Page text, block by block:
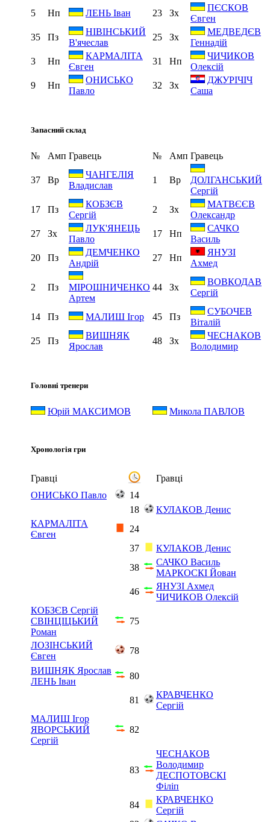
5
Нп ЛЕНЬ Іван 23 Зх
ПЄСКОВ
Євген
35
Пз
НІВІНСЬКИЙ
В'ячеслав
25 Зх
МЕДВЕДЄВ
Геннадій
3
Нп
КАРМАЛІТА
Євген
31 Нп
ЧИЧИКОВ
Олексій
9
Нп
ОНИСЬКО
Павло
32 Зх
ДЖУРІЧІЧ
Саша
Запасний склад
№ Амп Гравець № Амп Гравець
37 Вр
ЧАНГЕЛІЯ
Владислав
1 Вр
ДОЛГАНСЬКИЙ
Сергій
17
Пз
КОБЗЄВ
Сергій
2 Зх
МАТВЄЄВ
Олександр
27
Зх
ЛУК'ЯНЕЦЬ
Павло
17 Нп
САЧКО
Василь
20
Пз
ДЕМЧЕНКО
Андрій
27 Нп
ЯНУЗІ
Ахмед
2 Пз
МІРОШНИЧЕНКО
Артем
44 Зх
ВОВКОДАВ
Сергій
14 Пз МАЛИШ Ігор 45 Пз
СУБОЧЕВ
Віталій
25
Пз
ВИШНЯК
Ярослав
48 Зх
ЧЕСНАКОВ
Володимир
Головні тренери
Юрій МАКСИМОВ Микола ПАВЛОВ
Хронологія гри
Гравці
Гравці
ОНИСЬКО Павло
14
18
КУЛАКОВ Денис
КАРМАЛІТА
Євген
24
37
КУЛАКОВ Денис
38
САЧКО Василь
МАРКОСКІ Йован
46
ЯНУЗІ Ахмед
ЧИЧИКОВ Олексій
КОБЗЄВ Сергій
СВІНЦІЦЬКИЙ
Роман
75
ЛОЗІНСЬКИЙ
Євген
78
ВИШНЯК Ярослав
ЛЕНЬ Іван
80
81
КРАВЧЕНКО
Сергій
МАЛИШ Ігор
ЯВОРСЬКИЙ
Сергій
82
83
ЧЕСНАКОВ
Володимир
ДЕСПОТОВСКІ
Філіп
84
КРАВЧЕНКО
Сергій